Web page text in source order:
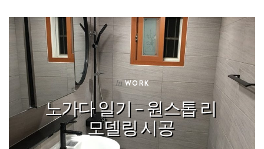
In WORK
노가다 일기 – 원스톱 리
모델링 시공